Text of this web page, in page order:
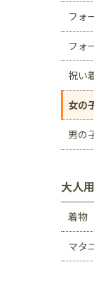
フォ
フォ
祝い
女の
男の
大人用
着物
マタ